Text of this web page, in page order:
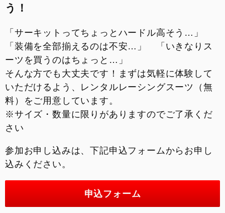
う！
「サーキットってちょっとハードル高そう…」
「装備を全部揃えるのは不安…」 「いきなりス
ーツを買うのはちょっと…」
そんな方でも大丈夫です！まずは気軽に体験して
いただけるよう、レンタルレーシングスーツ（無
料）をご用意しています。
※サイズ・数量に限りがありますのでご了承くだ
さい
参加お申し込みは、下記申込フォームからお申し
込みください。
申込フォーム